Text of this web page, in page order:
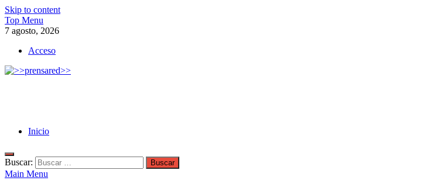
Skip to content
Top Menu
7 agosto, 2026
Acceso
Inicio
Buscar:
Main Menu